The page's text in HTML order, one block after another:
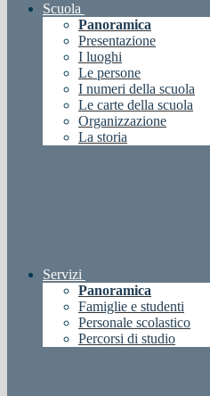
Scuola
Panoramica
Presentazione
I luoghi
Le persone
I numeri della scuola
Le carte della scuola
Organizzazione
La storia
Servizi
Panoramica
Famiglie e studenti
Personale scolastico
Percorsi di studio